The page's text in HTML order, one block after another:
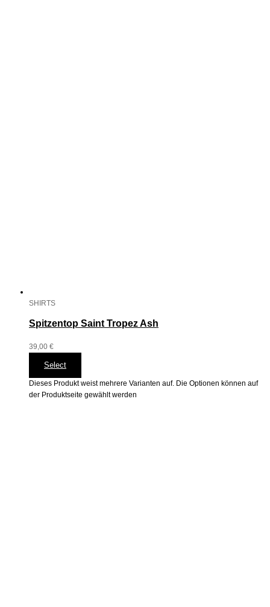
SHIRTS
Spitzentop Saint Tropez Ash
39,00 €
Select
Dieses Produkt weist mehrere Varianten auf. Die Optionen können auf
der Produktseite gewählt werden